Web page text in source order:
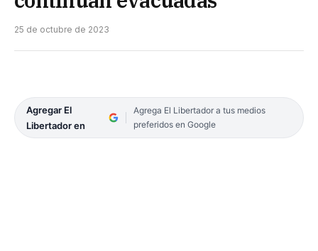
25 de octubre de 2023
Agregar El
Libertador en
Agrega El Libertador a tus medios
preferidos en Google